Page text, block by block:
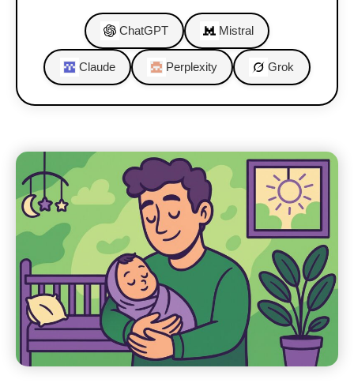
ChatGPT Mistral
Claude Perplexity Grok